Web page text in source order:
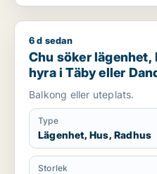
Chu söker lägenhet, hus
6 d sedan
Chu söker
hyra i Täby eller
Balkong eller uteplats.
Type
Lägenhet, Hus, Radhus
Storlek